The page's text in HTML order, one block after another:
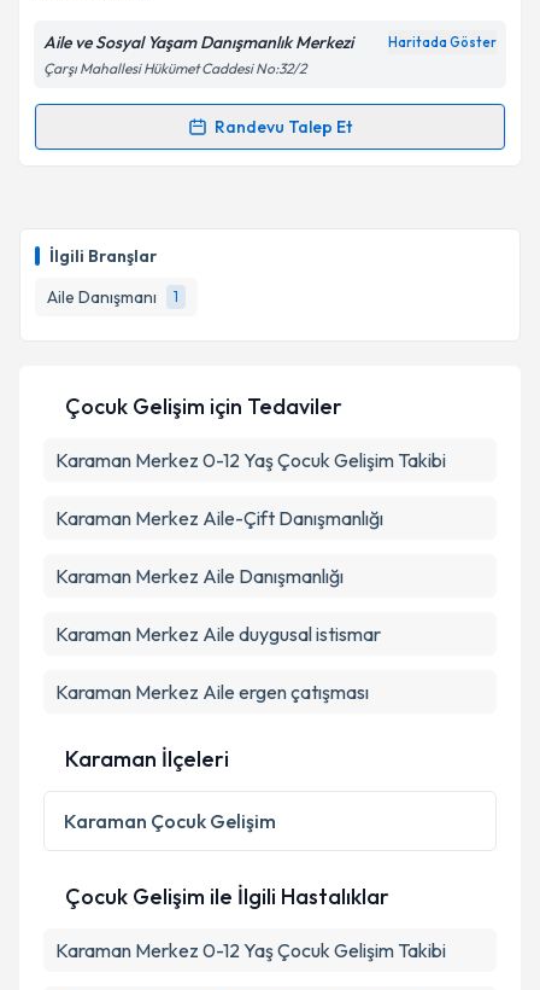
İlgili Branşlar
Aile Danışmanı
1
Kişisel verilerimin işlenmesine ilişkin
Metni'ni okudum ve kişisel verilerimin belirtilen
kapsamda işlenmesini kabul ediyorum.
Aile ve Sosyal Yaşam Danışmanlık Merkezi Haritada Göster
Çarşı Mahallesi Hükümet Caddesi No:32/2
Randevu Talep Et
Randevu Takvimi Talebi
için bir takvim hazırlandığında e-posta ile
bilgilendireceğiz.
E-posta Adresiniz
Kişisel verilerimin işlenmesine ilişkinAydınlatma
kapsamda işlenmesini kabul ediyorum.
Takvim Talebini Gönder
Çocuk Gelişim için Tedaviler
Karaman Merkez 0-12 Yaş Çocuk Gelişim Takibi
Karaman Merkez Aile-Çift Danışmanlığı
Karaman Merkez Aile Danışmanlığı
Karaman Merkez Aile duygusal istismar
Karaman Merkez Aile ergen çatışması
Karaman İlçeleri
Karaman Çocuk Gelişim
Çocuk Gelişim ile İlgili Hastalıklar
Karaman Merkez 0-12 Yaş Çocuk Gelişim Takibi